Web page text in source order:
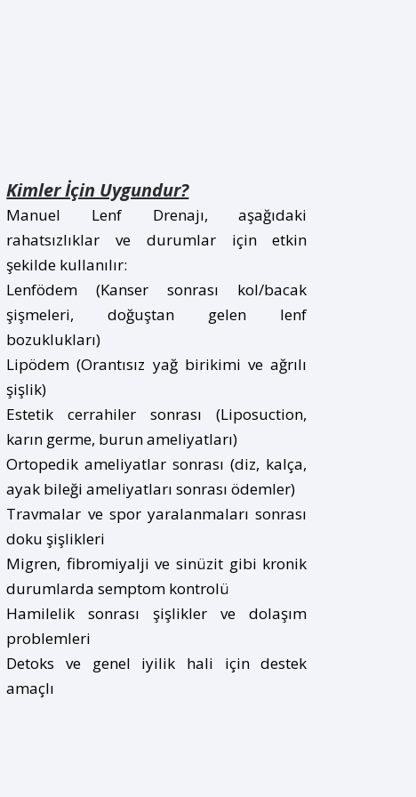
Kimler İçin Uygundur?
Manuel Lenf Drenajı, aşağıdaki
rahatsızlıklar ve durumlar için etkin
şekilde kullanılır:
Lenfödem (Kanser sonrası kol/bacak
şişmeleri, doğuştan gelen lenf
bozuklukları)
Lipödem (Orantısız yağ birikimi ve ağrılı
şişlik)
Estetik cerrahiler sonrası (Liposuction,
karın germe, burun ameliyatları)
Ortopedik ameliyatlar sonrası (diz, kalça,
ayak bileği ameliyatları sonrası ödemler)
Travmalar ve spor yaralanmaları sonrası
doku şişlikleri
Migren, fibromiyalji ve sinüzit gibi kronik
durumlarda semptom kontrolü
Hamilelik sonrası şişlikler ve dolaşım
problemleri
Detoks ve genel iyilik hali için destek
amaçlı